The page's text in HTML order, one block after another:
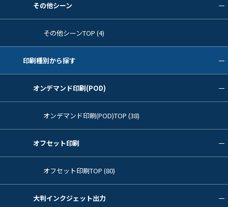
その他シーン
その他シーンTOP (4)
印刷種別から探す
オンデマンド印刷(POD)
オンデマンド印刷(POD)TOP (38)
オフセット印刷
オフセット印刷TOP (80)
大判インクジェット出力